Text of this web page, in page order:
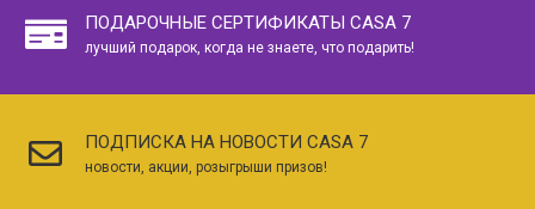
ПОДАРОЧНЫЕ СЕРТИФИКАТЫ CASA 7
лучший подарок, когда не знаете, что подарить!
ПОДПИСКА НА НОВОСТИ CASA 7
новости, акции, розыгрыши призов!